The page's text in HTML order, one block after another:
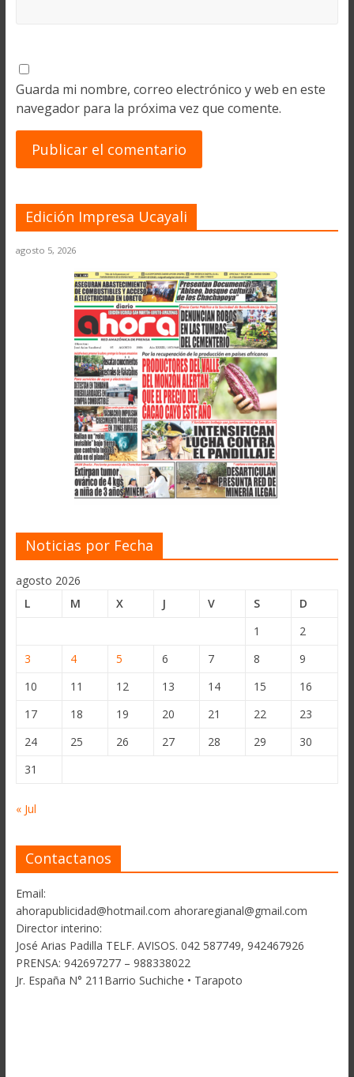
Guarda mi nombre, correo electrónico y web en este
navegador para la próxima vez que comente.
Edición Impresa Ucayali
agosto 5, 2026
Noticias por Fecha
agosto 2026
L
M X J V S
D
1
2
3
4 5 6 7 8
9
10
11 12 13 14 15
16
17
18 19 20 21 22
23
24
25 26 27 28 29
30
31
« Jul
Contactanos
Email:
ahorapublicidad@hotmail.com ahoraregianal@gmail.com
Director interino:
José Arias Padilla TELF. AVISOS. 042 587749, 942467926
PRENSA: 942697277 – 988338022
Jr. España N° 211Barrio Suchiche • Tarapoto